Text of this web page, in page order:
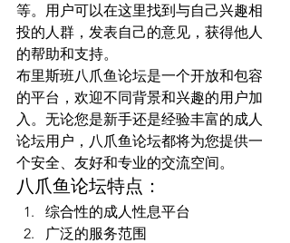
等。用户可以在这里找到与自己兴趣相
投的人群，发表自己的意见，获得他人
的帮助和支持。
布里斯班八爪鱼论坛是一个开放和包容
的平台，欢迎不同背景和兴趣的用户加
入。无论您是新手还是经验丰富的成人
论坛用户，八爪鱼论坛都将为您提供一
个安全、友好和专业的交流空间。
八爪鱼论坛特点：
综合性的成人性息平台
广泛的服务范围